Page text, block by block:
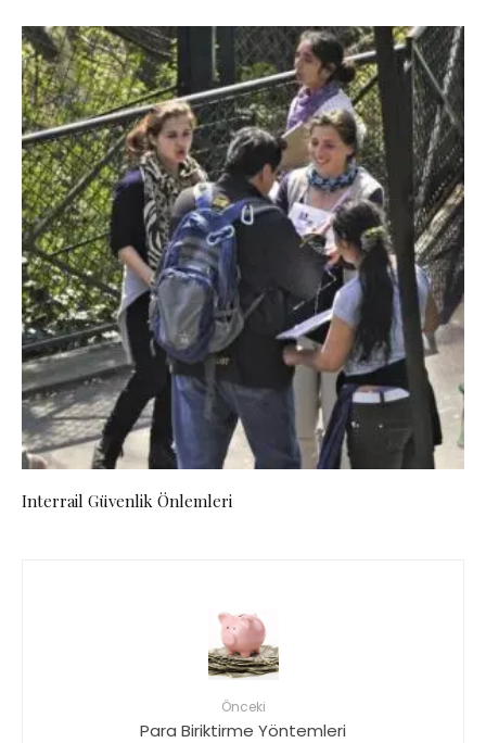
Interrail Güvenlik Önlemleri
Önceki
Para Biriktirme Yöntemleri